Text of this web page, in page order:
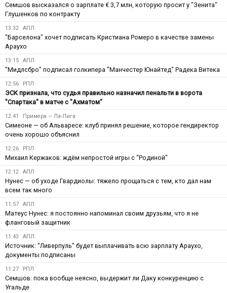
Семшов высказался о зарплате € 3,7 млн, которую просит у "Зенита"
Глушенков по контракту
13:32 АПЛ
"Барселона" хочет подписать Кристиана Ромеро в качестве замены
Араухо
13:15 АПЛ
"Мидлсбро" подписал голкипера "Манчестер Юнайтед" Радека Витека
12:56 РПЛ
ЭСК признала, что судья правильно назначил пенальти в ворота
"Спартака" в матче с "Ахматом"
12:41 Примера — Ла-Лига
Симеоне — об Альваресе: клуб принял решение, которое гендиректор
очень хорошо объяснил
12:26 РПЛ
Михаил Кержаков: ждём непростой игры с "Родиной"
12:12 АПЛ
Нунес — об уходе Гвардиолы: тяжело прощаться с тем, кто дал нам
всем так много
11:57 АПЛ
Матеус Нунес: я постоянно напоминал своим друзьям, что я не
фланговый защитник
11:43 АПЛ
Источник: "Ливерпуль" будет выплачивать всю зарплату Араухо,
документы подписаны
11:27 РПЛ
Семшов: пока вообще неясно, выдержит ли Даку конкуренцию с
Угальде